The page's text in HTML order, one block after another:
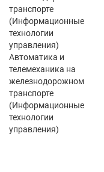
транспорте
(Информационные
технологии
управления)
Автоматика и
телемеханика на
железнодорожном
транспорте
(Информационные
технологии
управления)